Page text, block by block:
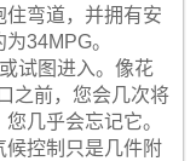
住弯道，并拥有安
34MPG。
试图进入。像花
之前，您会几次将
几乎会忘记它。
候控制只是几件附